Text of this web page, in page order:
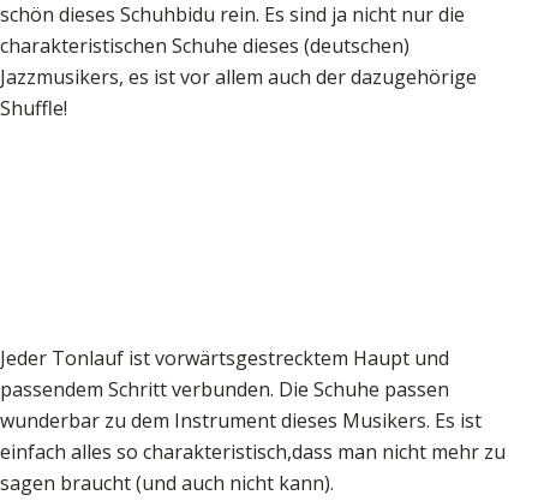
schön dieses Schuhbidu rein. Es sind ja nicht nur die
charakteristischen Schuhe dieses (deutschen)
Jazzmusikers, es ist vor allem auch der dazugehörige
Shuffle!
Jeder Tonlauf ist vorwärtsgestrecktem Haupt und
passendem Schritt verbunden. Die Schuhe passen
wunderbar zu dem Instrument dieses Musikers. Es ist
einfach alles so charakteristisch,dass man nicht mehr zu
sagen braucht (und auch nicht kann).